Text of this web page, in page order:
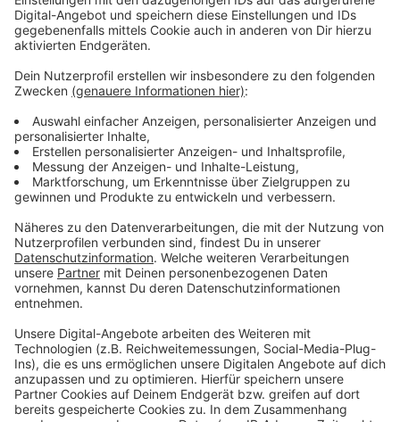
in unserer Stadt, an denen sich immer wieder Abfall
sammelt: Unter anderem an der
Grünschnittsammelstelle am Friesenweg in Opladen
und am Parkplatz Friedhof Manfort.
Weitere Meldungen aus Leverkusen:
Anzeige
Rückblick: Neue Bahnstadt Opladen weiter gewachsen
Feuerwehreinsatz: Brand in Leverkusen-Manfort
Leverkusen setzt auf Foodsharing
Anzeige